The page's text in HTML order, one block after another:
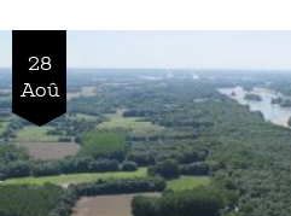
28
Aoû